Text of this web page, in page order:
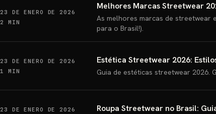
23 DE ENERO DE 2026
2 MIN
Melhores Marcas Streetwear
As melhores marcas de streetwear
para o Brasil!).
23 DE ENERO DE 2026
1 MIN
Estética Streetwear 2026:
Guia de estéticas streetwear 2026.
23 DE ENERO DE 2026
Roupa Streetwear no Brasil: